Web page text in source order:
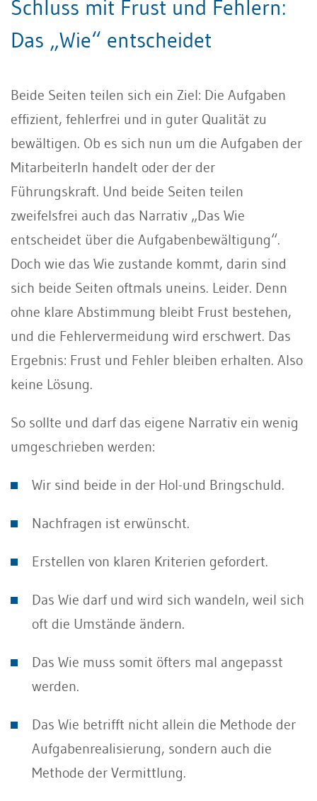
Schluss mit Frust und Fehlern:
Das „Wie“ entscheidet
Beide Seiten teilen sich ein Ziel: Die Aufgaben
effizient, fehlerfrei und in guter Qualität zu
bewältigen. Ob es sich nun um die Aufgaben der
MitarbeiterIn handelt oder der der
Führungskraft. Und beide Seiten teilen
zweifelsfrei auch das Narrativ „Das Wie
entscheidet über die Aufgabenbewältigung“.
Doch wie das Wie zustande kommt, darin sind
sich beide Seiten oftmals uneins. Leider. Denn
ohne klare Abstimmung bleibt Frust bestehen,
und die Fehlervermeidung wird erschwert. Das
Ergebnis: Frust und Fehler bleiben erhalten. Also
keine Lösung.
So sollte und darf das eigene Narrativ ein wenig
umgeschrieben werden:
Wir sind beide in der Hol-und Bringschuld.
Nachfragen ist erwünscht.
Erstellen von klaren Kriterien gefordert.
Das Wie darf und wird sich wandeln, weil sich
oft die Umstände ändern.
Das Wie muss somit öfters mal angepasst
werden.
Das Wie betrifft nicht allein die Methode der
Aufgabenrealisierung, sondern auch die
Methode der Vermittlung.